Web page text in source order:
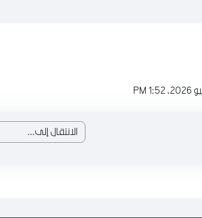
الانتقال إلى...